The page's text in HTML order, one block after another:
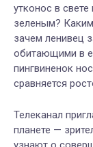
утконос в
зеленым?
зачем ленивец
обитающими в
пингвиненок
сравняется
Телеканал
планете —